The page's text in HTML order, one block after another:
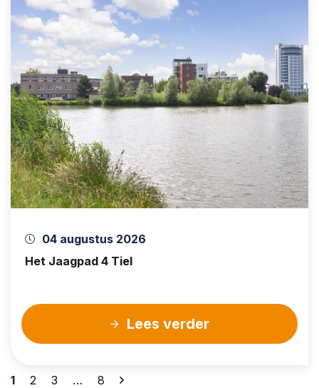
04 augustus 2026
Het Jaagpad 4 Tiel
Lees verder
Berichten
1 2 3 … 8